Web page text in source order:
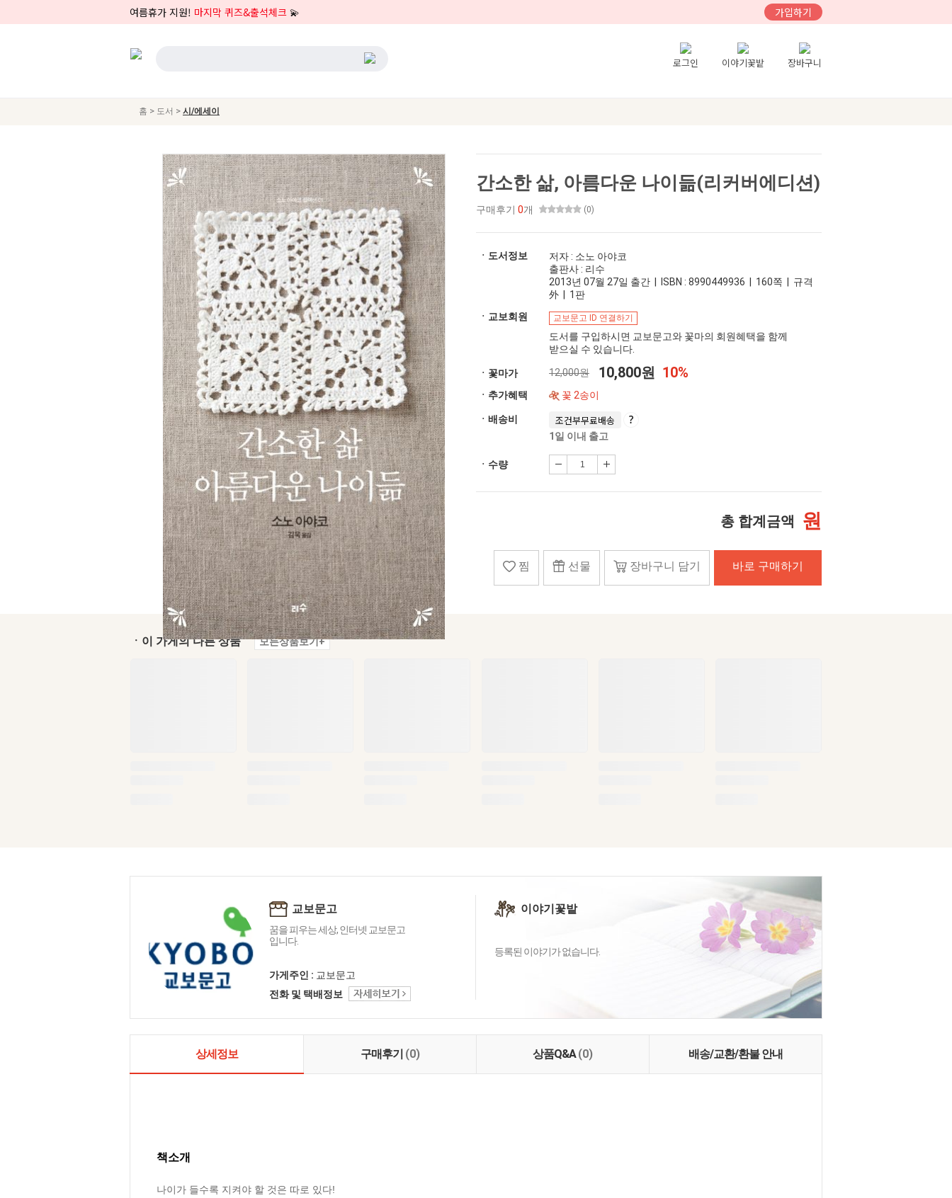
여름휴가 지원! 마지막 퀴즈&출석체크 💫 가입하기
로그인 이야기꽃밭 장바구니
홈 > 도서 > 시/에세이
간소한 삶, 아름다운 나이듦(리커버에디션)
구매후기 0개 (0)
ㆍ도서정보
저자 : 소노 아야코
출판사 : 리수
2013년 07월 27일 출간 | ISBN : 8990449936 | 160쪽 | 규격
外 | 1판
ㆍ교보회원
교보문고 ID 연결하기
도서를 구입하시면 교보문고와 꽃마의 회원혜택을 함께
받으실 수 있습니다.
ㆍ꽃마가 12,000원 10,800원 10%
ㆍ추가혜택 꽃 2송이
ㆍ배송비 조건부무료배송
1일 이내 출고
ㆍ수량
총 합계금액 원
찜 선물 장바구니 담기 바로 구매하기
ㆍ이 가게의 다른 상품 모든상품보기+
교보문고
꿈을 피우는 세상, 인터넷 교보문고
입니다.
가게주인 : 교보문고
전화 및 택배정보
이야기꽃밭
등록된 이야기가 없습니다.
상세정보 구매후기 (0) 상품Q&A(0) 배송/교환/환불 안내
책소개
나이가 들수록 지켜야 할 것은 따로 있다!